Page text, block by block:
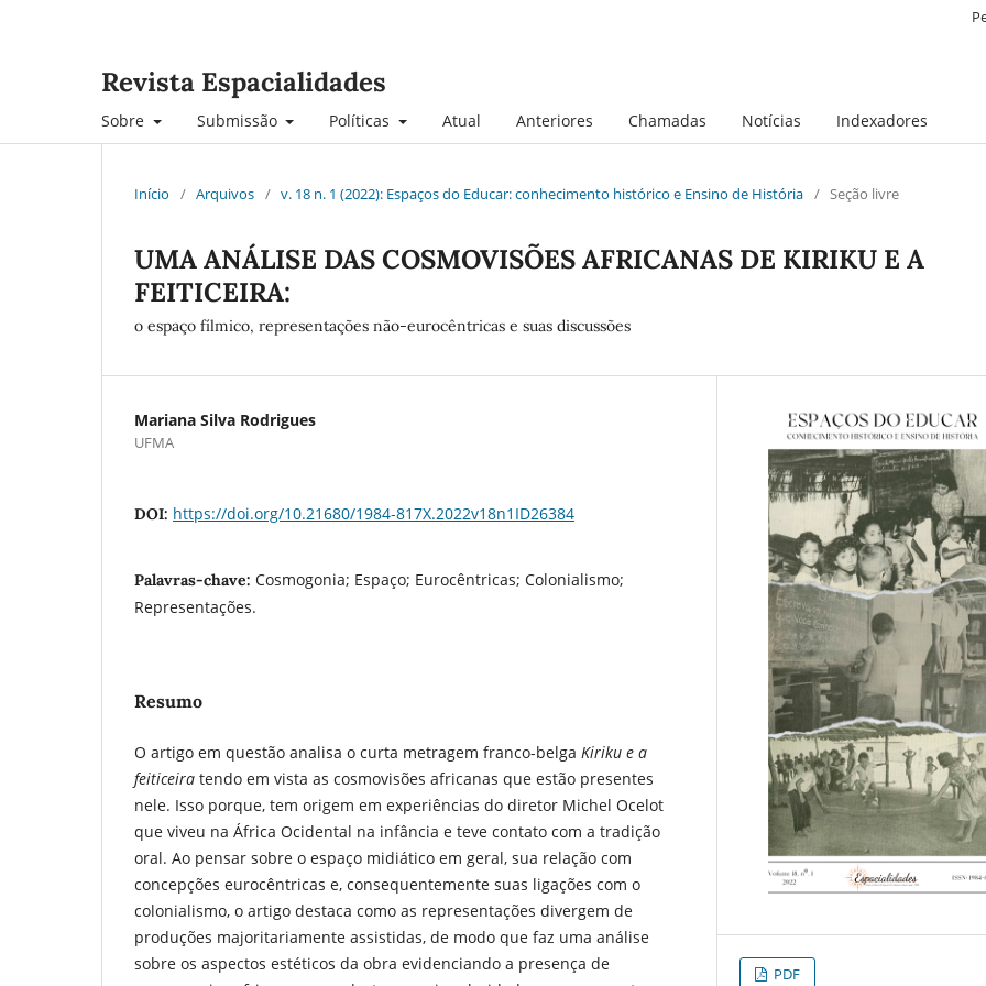
Revista Espacialidades
Sobre Submissão Políticas Atual Anteriores Chamadas Notícias Indexadores
Início / Arquivos / v. 18 n. 1 (2022): Espaços do Educar: conhecimento histórico e Ensino de História / Seção livre
UMA ANÁLISE DAS COSMOVISÕES AFRICANAS DE KIRIKU E A
FEITICEIRA:
o espaço fílmico, representações não-eurocêntricas e suas discussões
Mariana Silva Rodrigues
UFMA
DOI: https://doi.org/10.21680/1984-817X.2022v18n1ID26384
Palavras-chave: Cosmogonia; Espaço; Eurocêntricas; Colonialismo;
Representações.
Resumo
O artigo em questão analisa o curta metragem franco-belga Kiriku e a
feiticeira tendo em vista as cosmovisões africanas que estão presentes
nele. Isso porque, tem origem em experiências do diretor Michel Ocelot
que viveu na África Ocidental na infância e teve contato com a tradição
oral. Ao pensar sobre o espaço midiático em geral, sua relação com
concepções eurocêntricas e, consequentemente suas ligações com o
colonialismo, o artigo destaca como as representações divergem de
produções majoritariamente assistidas, de modo que faz uma análise
sobre os aspectos estéticos da obra evidenciando a presença de
PDF